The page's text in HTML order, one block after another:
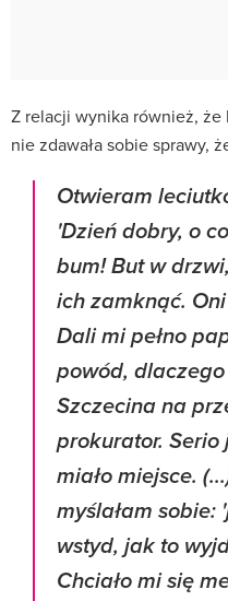
Z relacji wynika również,
nie zdawała sobie sprawy,
Otwieram
'Dzień dobry, o
bum! But w
ich zamknąć.
Dali mi pełno
powód,
Szczecina na
prokurator. Serio
miało miejsce.
myślałam
wstyd, jak to
Chciało mi się